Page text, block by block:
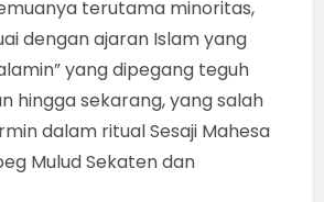
terutama minoritas,
dengan ajaran Islam yang
yang dipegang teguh
hingga sekarang, yang salah
dalam ritual Sesaji Mahesa
Mulud Sekaten dan